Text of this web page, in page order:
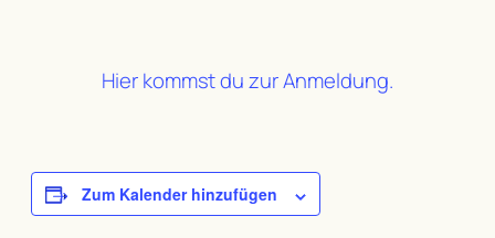
Hier kommst du zur Anmeldung.
Zum Kalender hinzufügen